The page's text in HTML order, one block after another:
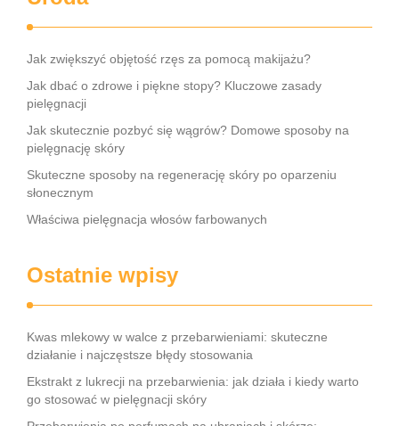
Jak zwiększyć objętość rzęs za pomocą makijażu?
Jak dbać o zdrowe i piękne stopy? Kluczowe zasady
pielęgnacji
Jak skutecznie pozbyć się wągrów? Domowe sposoby na
pielęgnację skóry
Skuteczne sposoby na regenerację skóry po oparzeniu
słonecznym
Właściwa pielęgnacja włosów farbowanych
Ostatnie wpisy
Kwas mlekowy w walce z przebarwieniami: skuteczne
działanie i najczęstsze błędy stosowania
Ekstrakt z lukrecji na przebarwienia: jak działa i kiedy warto
go stosować w pielęgnacji skóry